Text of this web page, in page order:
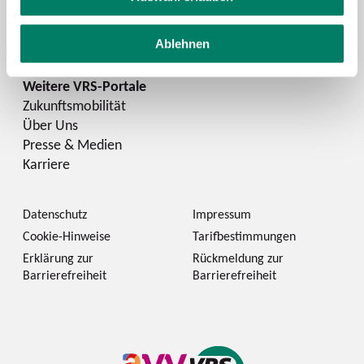
Ablehnen
Zukunftsmobilität
Über Uns
Presse & Medien
Karriere
Datenschutz
Impressum
Cookie-Hinweise
Tarifbestimmungen
Erklärung zur
Barrierefreiheit
Rückmeldung zur
Barrierefreiheit